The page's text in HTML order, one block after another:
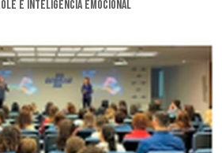
e inteligência emocional